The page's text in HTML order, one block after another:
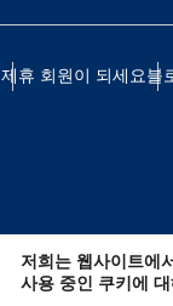
제휴 회원이 되세요블
CHF - 스
저희는 웹사이트에
사용 중인 쿠키에